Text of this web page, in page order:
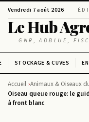
Vendredi 7 août 2026
Le Hub
GNR, ADBLUE,
STOCKAGE & CUVES
Accueil Animaux & Oiseaux
Oiseau queue rouge: le
à front blanc